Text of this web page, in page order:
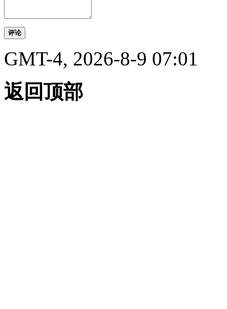
评论
GMT-4, 2026-8-9 07:01
返回顶部